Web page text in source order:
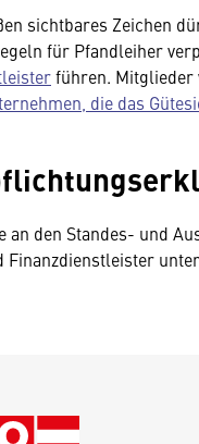
sichtbares Zeichen
für Pfandleiher
führen. Mitglieder
die das
an den Standes- und
Finanzdienstleister unter